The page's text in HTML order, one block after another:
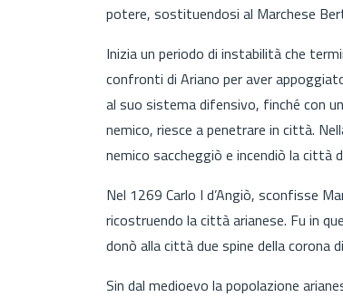
potere, sostituendosi al Marchese
Inizia un periodo di instabilità che
confronti di Ariano per aver
al suo sistema difensivo, finché con
nemico, riesce a penetrare in città.
nemico saccheggiò e incendiò la
Nel 1269 Carlo I d’Angiò, sconfisse
ricostruendo la città arianese. Fu in
donò alla città due spine della corona
Sin dal medioevo la popolazione